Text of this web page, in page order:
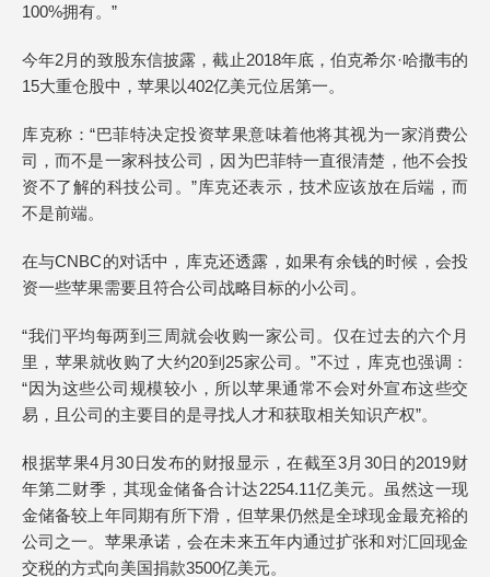
100%拥有。”
今年2月的致股东信披露，截止2018年底，伯克希尔·哈撒韦的
15大重仓股中，苹果以402亿美元位居第一。
库克称：“巴菲特决定投资苹果意味着他将其视为一家消费公
司，而不是一家科技公司，因为巴菲特一直很清楚，他不会投
资不了解的科技公司。”库克还表示，技术应该放在后端，而
不是前端。
在与CNBC的对话中，库克还透露，如果有余钱的时候，会投
资一些苹果需要且符合公司战略目标的小公司。
“我们平均每两到三周就会收购一家公司。仅在过去的六个月
里，苹果就收购了大约20到25家公司。”不过，库克也强调：
“因为这些公司规模较小，所以苹果通常不会对外宣布这些交
易，且公司的主要目的是寻找人才和获取相关知识产权”。
根据苹果4月30日发布的财报显示，在截至3月30日的2019财
年第二财季，其现金储备合计达2254.11亿美元。虽然这一现
金储备较上年同期有所下滑，但苹果仍然是全球现金最充裕的
公司之一。苹果承诺，会在未来五年内通过扩张和对汇回现金
交税的方式向美国捐款3500亿美元。